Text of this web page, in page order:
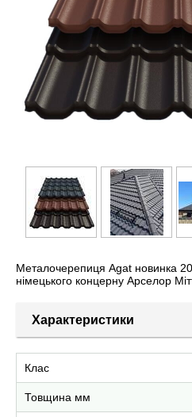
Металочерепиця Agat новинка
німецького концерну Арселор
Характеристики
Клас
Товщина мм